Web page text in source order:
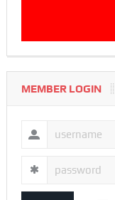
MEMBER LOGIN